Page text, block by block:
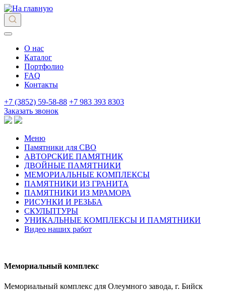
О нас
Каталог
Портфолио
FAQ
Контакты
+7 (3852) 59-58-88 +7 983 393 8303
Заказать звонок
Меню
Памятники для СВО
АВТОРСКИЕ ПАМЯТНИК
ДВОЙНЫЕ ПАМЯТНИКИ
МЕМОРИАЛЬНЫЕ КОМПЛЕКСЫ
ПАМЯТНИКИ ИЗ ГРАНИТА
ПАМЯТНИКИ ИЗ МРАМОРА
РИСУНКИ И РЕЗЬБА
СКУЛЬПТУРЫ
УНИКАЛЬНЫЕ КОМПЛЕКСЫ И ПАМЯТНИКИ
Видео наших работ
Мемориальный комплекс
Мемориальный комплекс для Олеумного завода, г. Бийск